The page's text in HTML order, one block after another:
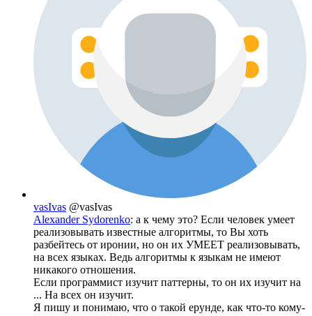
vasIvas @vasIvas
Alexander Sydorenko: а к чему это? Если человек умеет
реализовывать известные алгоритмы, то Вы хоть
разбейтесь от иронии, но он их УМЕЕТ реализовывать,
на всех языках. Ведь алгоритмы к языкам не имеют
никакого отношения.
Если программист изучит паттерны, то он их изучит на
... На всех он изучит.
Я пишу и понимаю, что о такой ерунде, как что-то кому-